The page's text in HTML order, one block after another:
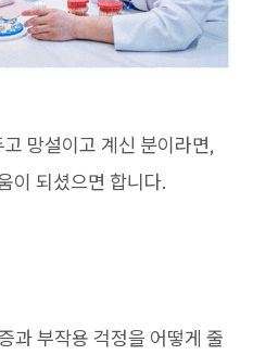
망설이고 계신 분이라면,
이 되셨으면 합니다.
과 부작용 걱정을 어떻게 줄